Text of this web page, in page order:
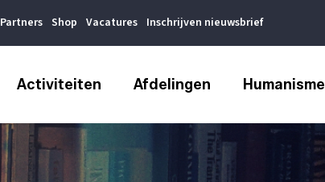
Partners Shop Vacatures Inschrijven nieuwsbrief
Activiteiten Afdelingen Humanisme